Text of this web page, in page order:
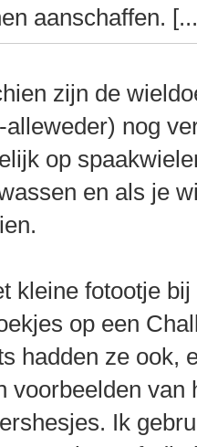
aanschaffen.
zijn de
alleweder) nog
op
en als je
kleine fotootje
op een
hadden ze ook,
voorbeelden van
Ik